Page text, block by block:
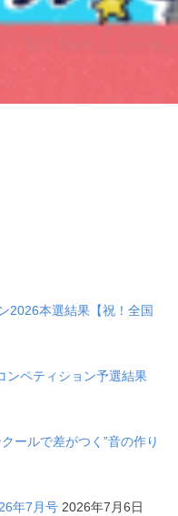
2026本選結果【祝！全国
ンペティション予選結果
ールで差がつく”音の作り
年7月号 2026年7月6日